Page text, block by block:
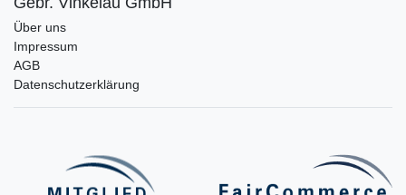
Über uns
Impressum
AGB
Datenschutzerklärung